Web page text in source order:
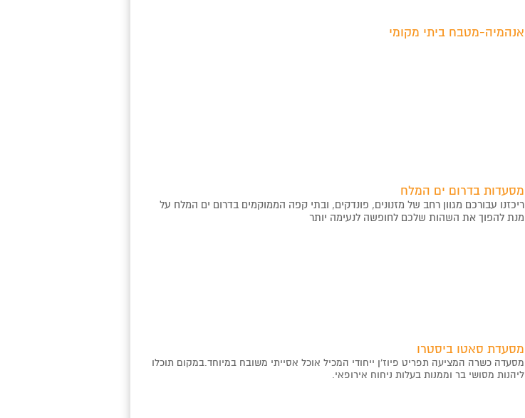
אנהמיה-מטבח ביתי מקומי
מסעדות בדרום ים המלח
ריכזנו עבורכם מגוון רחב של מזנונים, פונדקים, ובתי קפה הממוקמים בדרום ים המלח על
מנת להפוך את השהות שלכם לחופשה לנעימה יותר
מסעדת סאטו ביסטרו
מסעדה כשרה המציעה תפריט פיוז'ן ייחודי המכיל אוכל אסייתי משובח במיוחד.במקום תוכלו
ליהנות מסושי בר וממנות בעלות ניחוח אירופאי.